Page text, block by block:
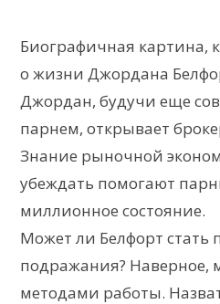
Биографичная картина,
о жизни Джордана
Джордан, будучи еще
парнем, открывает
Знание рыночной
убеждать помогают
миллионное состояние.
Может ли Белфорт стать
подражания? Наверное,
методами работы.